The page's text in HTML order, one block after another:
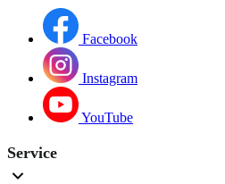
Facebook
Instagram
YouTube
Service